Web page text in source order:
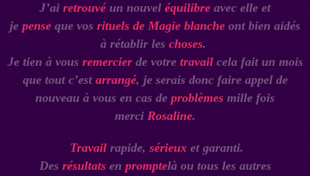
J’ai retrouvé un nouvel équilibre avec elle et
je pense que vos rituels de Magie blanche ont bien aidés
à rétablir les choses.
Je tien à vous remercier de votre travail cela fait un mois
que tout c’est arrangé, je serais donc faire appel de
nouveau à vous en cas de problèmes mille fois
merci Rosaline.
Travail rapide, sérieux et garanti.
Des résultats en promptelà ou tous les autres